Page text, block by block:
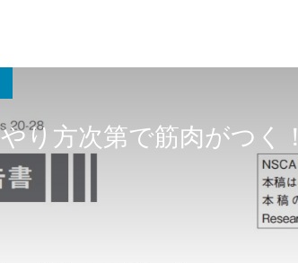
り方次第で筋肉がつく！